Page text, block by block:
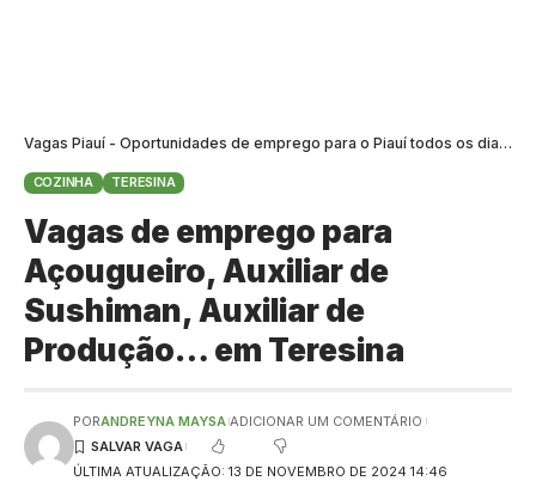
Vagas Piauí - Oportunidades de emprego para o Piauí todos os dias>
COZINHA TERESINA
Vagas de emprego para
Açougueiro, Auxiliar de
Sushiman, Auxiliar de
Produção… em Teresina
ÚLTIMA ATUALIZAÇÃO: 13 DE NOVEMBRO DE 2024 14:46
PORANDREYNA MAYSA ADICIONAR UM COMENTÁRIO